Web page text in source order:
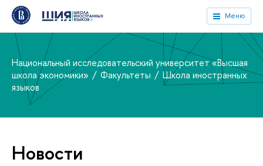
Меню
Национальный исследовательский университет «Высшая
школа экономики»
Факультеты
Школа иностранных
языков
Новости